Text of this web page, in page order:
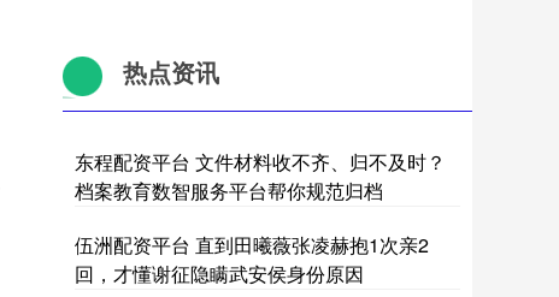
热点资讯
东程配资平台 文件材料收不齐、归不及时？
档案教育数智服务平台帮你规范归档
伍洲配资平台 直到田曦薇张凌赫抱1次亲2
回，才懂谢征隐瞒武安侯身份原因